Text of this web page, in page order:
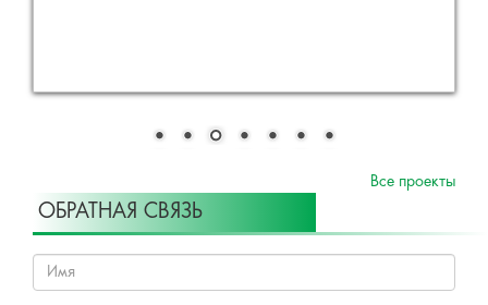
Все проекты
ОБРАТНАЯ СВЯЗЬ